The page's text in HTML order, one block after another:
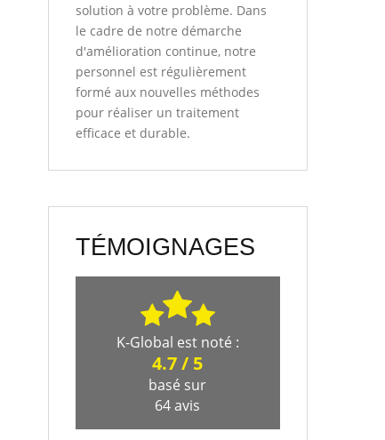
solution à votre problème. Dans
le cadre de notre démarche
d'amélioration continue, notre
personnel est régulièrement
formé aux nouvelles méthodes
pour réaliser un traitement
efficace et durable.
TÉMOIGNAGES
K-Global est noté :
4.7/ 5
basé sur
64avis